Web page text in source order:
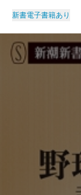
新書電子書籍あり